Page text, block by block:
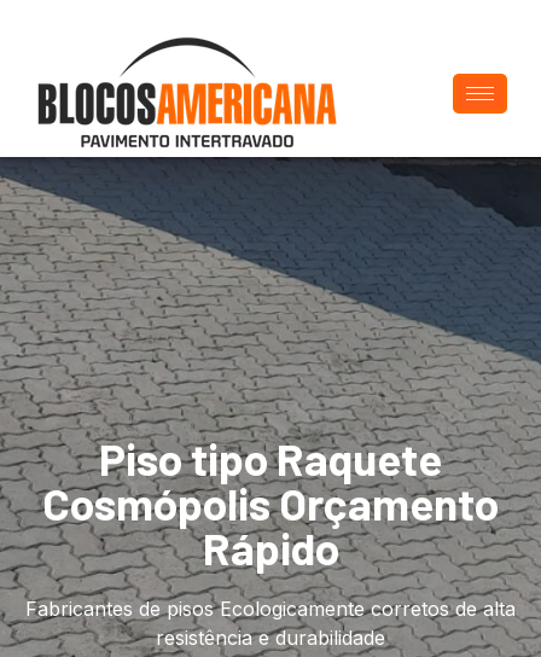
Piso tipo Raquete
Cosmópolis Orçamento
Rápido
Fabricantes de pisos Ecologicamente corretos de alta
resistência e durabilidade